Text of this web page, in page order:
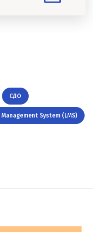
СДО
System (LMS)